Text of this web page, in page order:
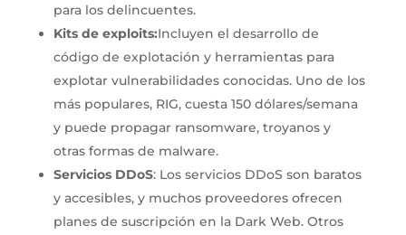
para los delincuentes.
Kits de exploits:Incluyen el desarrollo de
código de explotación y herramientas para
explotar vulnerabilidades conocidas. Uno de los
más populares, RIG, cuesta 150 dólares/semana
y puede propagar ransomware, troyanos y
otras formas de malware.
Servicios DDoS: Los servicios DDoS son baratos
y accesibles, y muchos proveedores ofrecen
planes de suscripción en la Dark Web. Otros